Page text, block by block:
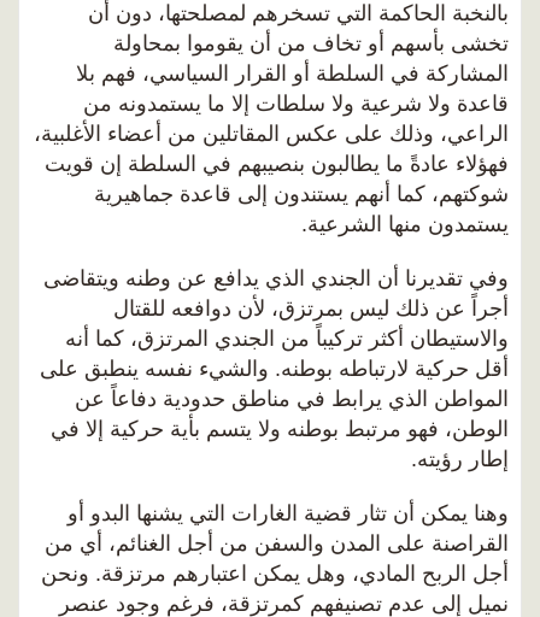
بالنخبة الحاكمة التي تسخرهم لمصلحتها، دون أن
تخشى بأسهم أو تخاف من أن يقوموا بمحاولة
المشاركة في السلطة أو القرار السياسي، فهم بلا
قاعدة ولا شرعية ولا سلطات إلا ما يستمدونه من
الراعي، وذلك على عكس المقاتلين من أعضاء الأغلبية،
فهؤلاء عادةً ما يطالبون بنصيبهم في السلطة إن قويت
شوكتهم، كما أنهم يستندون إلى قاعدة جماهيرية
يستمدون منها الشرعية.
وفي تقديرنا أن الجندي الذي يدافع عن وطنه ويتقاضى
أجراً عن ذلك ليس بمرتزق، لأن دوافعه للقتال
والاستيطان أكثر تركيباً من الجندي المرتزق، كما أنه
أقل حركية لارتباطه بوطنه. والشيء نفسه ينطبق على
المواطن الذي يرابط في مناطق حدودية دفاعاً عن
الوطن، فهو مرتبط بوطنه ولا يتسم بأية حركية إلا في
إطار رؤيته.
وهنا يمكن أن تثار قضية الغارات التي يشنها البدو أو
القراصنة على المدن والسفن من أجل الغنائم، أي من
أجل الربح المادي، وهل يمكن اعتبارهم مرتزقة. ونحن
نميل إلى عدم تصنيفهم كمرتزقة، فرغم وجود عنصر